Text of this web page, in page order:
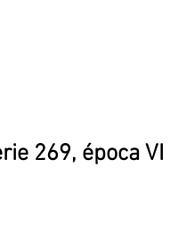
269, época VI